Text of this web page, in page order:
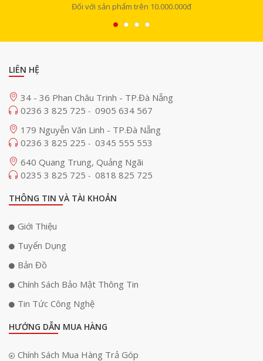
Đối với sản phẩm trên 10.000.000đ
LIÊN HỆ
34 - 36 Phan Châu Trinh - TP.Đà Nẵng
0236 3 825 725 - 0905 634 567
179 Nguyễn Văn Linh - TP.Đà Nẵng
0236 3 825 225 - 0345 555 553
640 Quang Trung, Quảng Ngãi
0235 3 825 725 - 0818 825 725
THÔNG TIN VÀ TÀI KHOẢN
Giới Thiệu
Tuyển Dụng
Bản Đồ
Chính Sách Bảo Mật Thông Tin
Tin Tức Công Nghệ
HƯỚNG DẪN MUA HÀNG
Chính Sách Mua Hàng Trả Góp